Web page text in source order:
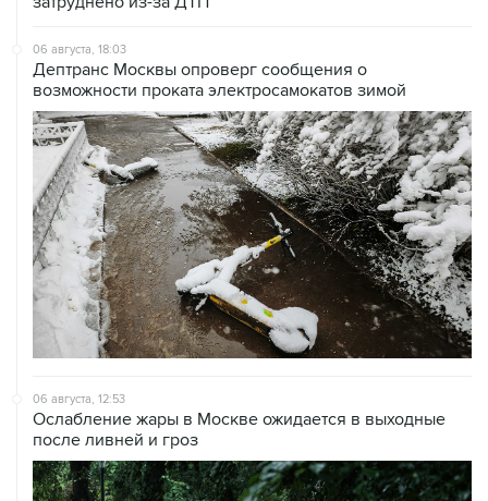
06 августа, 18:03
возможности проката электросамокатов зимой
06 августа, 12:53
после ливней и гроз